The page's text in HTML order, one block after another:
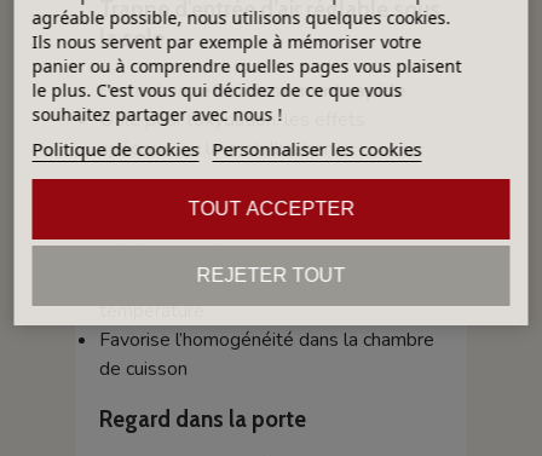
Trappe d'entrée d’air réglable sous
la sole
Permet unrefroidissement rapide
Utile pour l’oxydation, les effets
spéciaux, ou la cristallisation
Cheminée motorisée automatique
Gérée par la régulation
Optimise la montée et la descente en
température
Favorise l’homogénéité dans la chambre
de cuisson
Regard dans la porte
agréable possible, nous utilisons quelques cookies.
Ils nous servent par exemple à mémoriser votre
panier ou à comprendre quelles pages vous plaisent
le plus. C'est vous qui décidez de ce que vous
souhaitez partager avec nous !
Politique de cookies Personnaliser les cookies
REJETER TOUT
TOUT ACCEPTER